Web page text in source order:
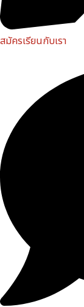
สมัครเรียนกับเรา